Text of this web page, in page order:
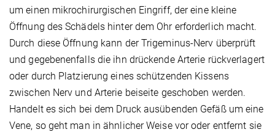
um einen mikrochirurgischen Eingriff, der eine kleine
Öffnung des Schädels hinter dem Ohr erforderlich macht.
Durch diese Öffnung kann der Trigeminus-Nerv überprüft
und gegebenenfalls die ihn drückende Arterie rückverlagert
oder durch Platzierung eines schützenden Kissens
zwischen Nerv und Arterie beiseite geschoben werden.
Handelt es sich bei dem Druck ausübenden Gefäß um eine
Vene, so geht man in ähnlicher Weise vor oder entfernt sie